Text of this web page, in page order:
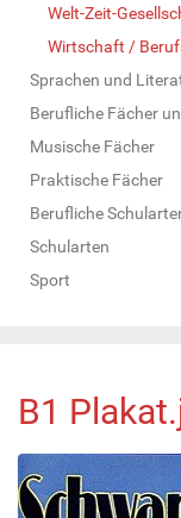
Welt-Zeit-
Wirtschaft /
Sprachen und
Berufliche Fächer
Musische Fächer
Praktische Fächer
Berufliche
Schularten
Sport
B1